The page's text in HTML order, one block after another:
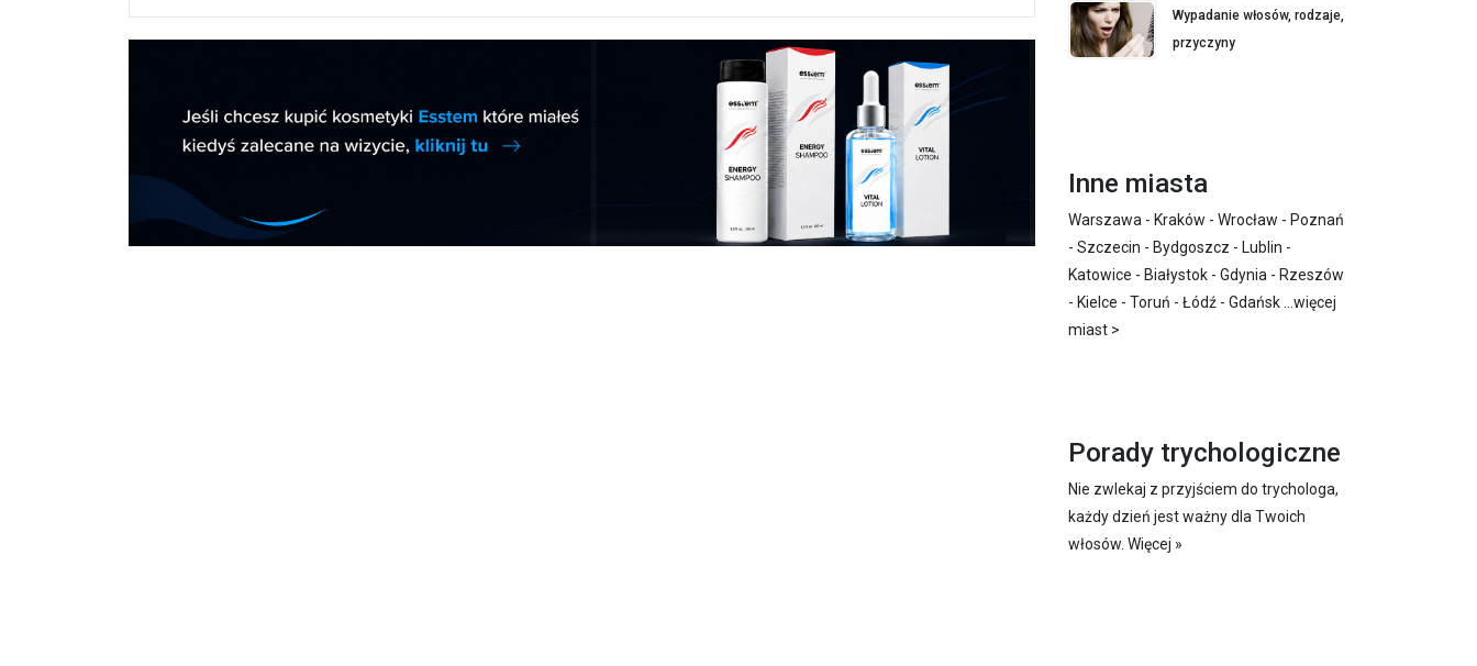
Wypadanie włosów, rodzaje,
przyczyny
Inne miasta
Warszawa - Kraków - Wrocław - Poznań
- Szczecin - Bydgoszcz - Lublin -
Katowice - Białystok - Gdynia - Rzeszów
- Kielce - Toruń - Łódź - Gdańsk
więcej
miast >
Porady trychologiczne
Nie zwlekaj z przyjściem do trychologa,
każdy dzień jest ważny dla Twoich
włosów. Więcej »